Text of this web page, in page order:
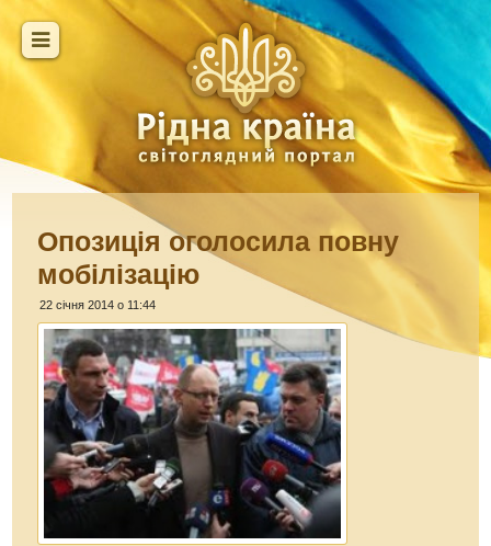
Опозиція оголосила повну
мобілізацію
22 січня 2014 о 11:44